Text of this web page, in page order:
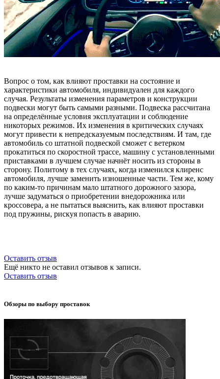
Вопрос о том, как влияют проставки на состояние и
характеристики автомобиля, индивидуален для каждого
случая. Результаты изменения параметров и конструкции
подвески могут быть самыми разными. Подвеска рассчитана
на определённые условия эксплуатации и соблюдение
никоторых режимов. Их изменения в критических случаях
могут привести к непредсказуемым последствиям. И там, где
автомобиль со штатной подвеской сможет с ветерком
прокатиться по скоростной трассе, машину с установленными
приставками в лучшем случае начнёт носить из стороны в
сторону. Политому в тех случаях, когда изменился клиренс
автомобиля, лучше заменить изношенные части. Тем же, кому
по каким-то причинам мало штатного дорожного зазора,
лучше задуматься о приобретении внедорожника или
кроссовера, а не пытаться выяснить, как влияют проставки
под пружины, рискуя попасть в аварию.
Оставить отзыв
Ещё никто не оставил отзывов к записи.
Оставить отзыв
Обзоры по выбору проставок